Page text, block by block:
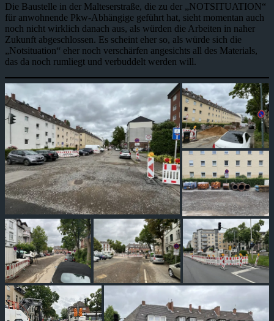
Die Baustelle in der Malteserstraße, die zu der „NOTSITUATION“
für anwohnende Pkw-Abhängige geführt hat, sieht momentan auch
noch nicht wirklich danach aus, als würden die Arbeiten in naher
Zukunft abgeschlossen. Es scheint eher so, als würde sich die
„Notsituation“ eher noch verschärfen angesichts all des Materials,
das da noch rumliegt und verbuddelt werden will.